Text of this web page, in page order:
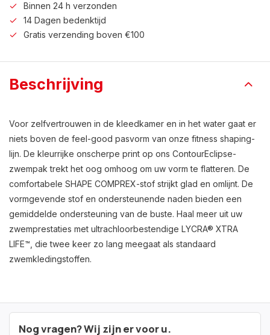
Binnen 24 h verzonden
14 Dagen bedenktijd
Gratis verzending boven €100
Beschrijving
Voor zelfvertrouwen in de kleedkamer en in het water gaat er
niets boven de feel-good pasvorm van onze fitness shaping-
lijn. De kleurrijke onscherpe print op ons ContourEclipse-
zwempak trekt het oog omhoog om uw vorm te flatteren. De
comfortabele SHAPE COMPREX-stof strijkt glad en omlijnt. De
vormgevende stof en ondersteunende naden bieden een
gemiddelde ondersteuning van de buste. Haal meer uit uw
zwemprestaties met ultrachloorbestendige LYCRA® XTRA
LIFE™, die twee keer zo lang meegaat als standaard
zwemkledingstoffen.
Nog vragen? Wij zijn er voor u.